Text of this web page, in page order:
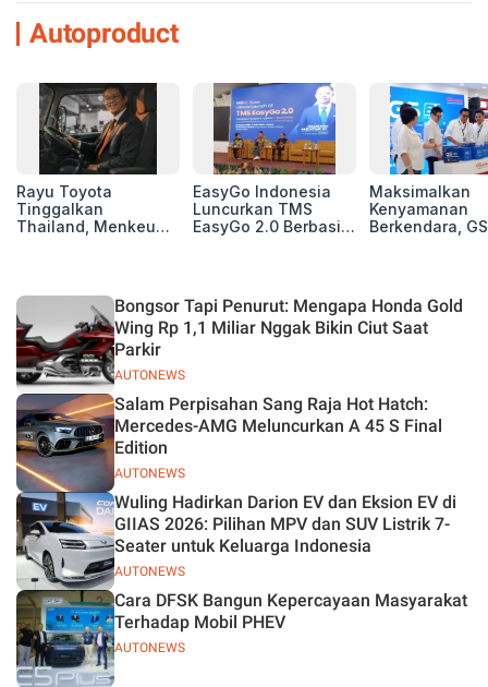
Autoproduct
Rayu Toyota
Tinggalkan
Thailand, Menkeu
Basis Produksi
ASEAN
EasyGo Indonesia
Luncurkan TMS
EasyGo 2.0 Berbasis
Maksimalkan
Kenyamanan
Berkendara,
2026
AUTONEWS
Bongsor Tapi Penurut: Mengapa Honda Gold
Wing Rp 1,1 Miliar Nggak Bikin Ciut Saat
Parkir
AUTONEWS
Salam Perpisahan Sang Raja Hot Hatch:
Mercedes-AMG Meluncurkan A 45 S Final
Edition
AUTONEWS
Wuling Hadirkan Darion EV dan Eksion EV di
GIIAS 2026: Pilihan MPV dan SUV Listrik 7-
Seater untuk Keluarga Indonesia
AUTONEWS
Cara DFSK Bangun Kepercayaan Masyarakat
Terhadap Mobil PHEV